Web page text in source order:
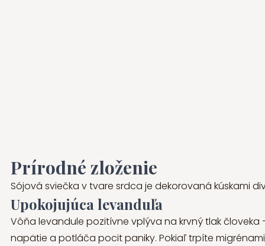
Prírodné zloženie
Sójová sviečka v tvare srdca je dekorovaná kúskami
Upokojujúca levanduľa
Vôňa levandule pozitívne vplýva na krvný tlak
napätie a potláča pocit paniky. Pokiaľ trpíte